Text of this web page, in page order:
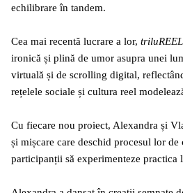
echilibrare în tandem.
Cea mai recentă lucrare a lor,
ironică și plină de umor asupra unei
virtuală și de scrolling digital,
rețelele sociale și cultura reel
Cu fiecare nou proiect, Alexandra și
și mișcare care deschid procesul lor de
participanții să experimenteze practica